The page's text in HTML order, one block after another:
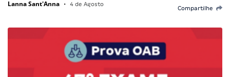
Lanna Sant'Anna • 4 de Agosto
Compartilhe